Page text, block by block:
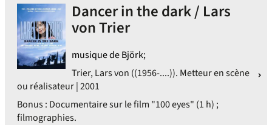
Dancer in the dark / Lars
von Trier
musique de Björk;
Trier, Lars von ((1956-....)). Metteur en scène
ou réalisateur | 2001
Bonus : Documentaire sur le film "100 eyes" (1 h) ;
filmographies.